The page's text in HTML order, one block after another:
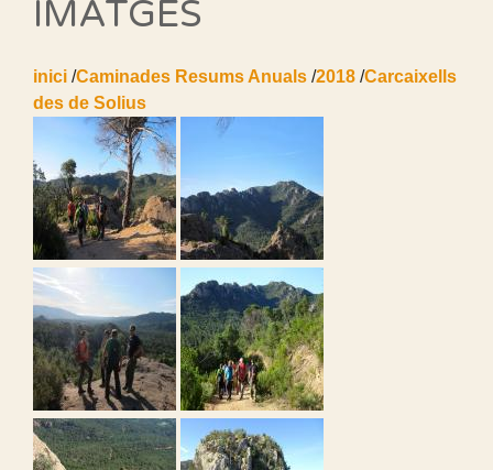
IMATGES
inici /Caminades Resums Anuals /2018 /Carcaixells
des de Solius